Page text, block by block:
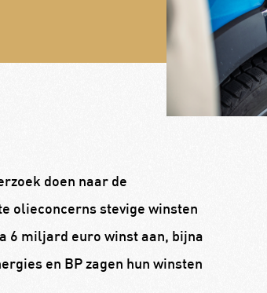
doen naar de
olieconcerns stevige winsten
6 miljard euro winst aan, bijna
en BP zagen hun winsten